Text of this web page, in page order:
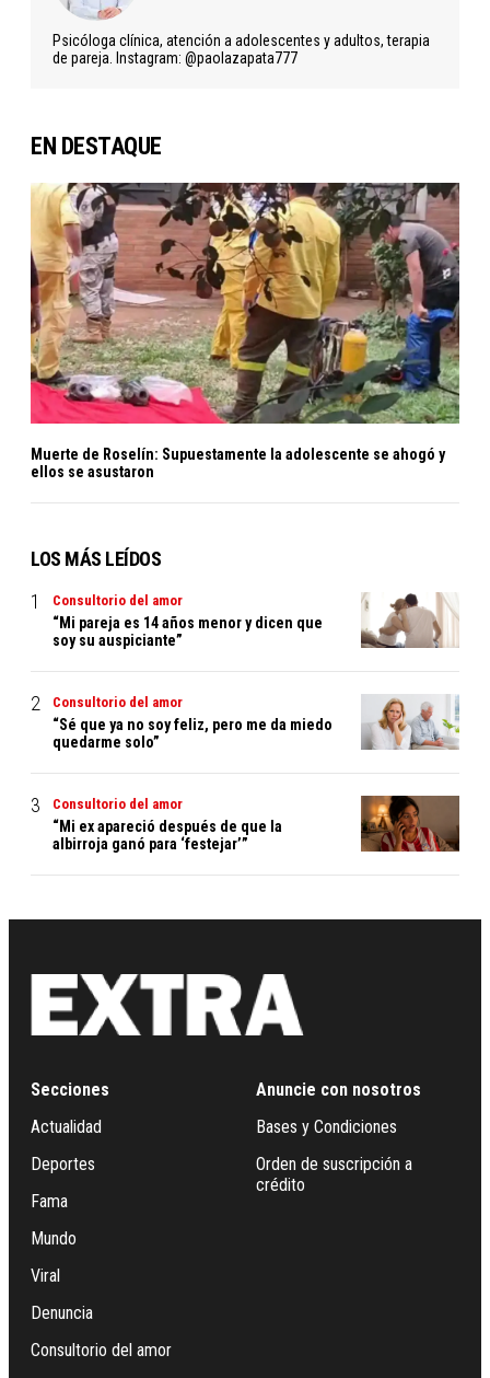
Psicóloga clínica, atención a adolescentes y adultos, terapia
de pareja. Instagram: @paolazapata777
EN DESTAQUE
Muerte de Roselín: Supuestamente la adolescente se ahogó y
ellos se asustaron
LOS MÁS LEÍDOS
Consultorio del amor
“Mi pareja es 14 años menor y dicen que
soy su auspiciante”
Consultorio del amor
“Sé que ya no soy feliz, pero me da miedo
quedarme solo”
Consultorio del amor
“Mi ex apareció después de que la
albirroja ganó para ‘festejar’”
Secciones
Actualidad
Deportes
Fama
Mundo
Viral
Denuncia
Consultorio del amor
Anuncie con nosotros
Bases y Condiciones
Orden de suscripción a
crédito